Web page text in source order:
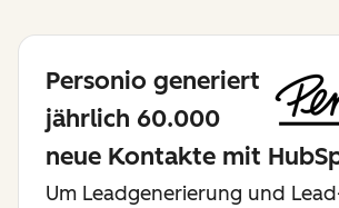
Personio generiert
jährlich 60.000
neue Kontakte mit
Um Leadgenerierung und